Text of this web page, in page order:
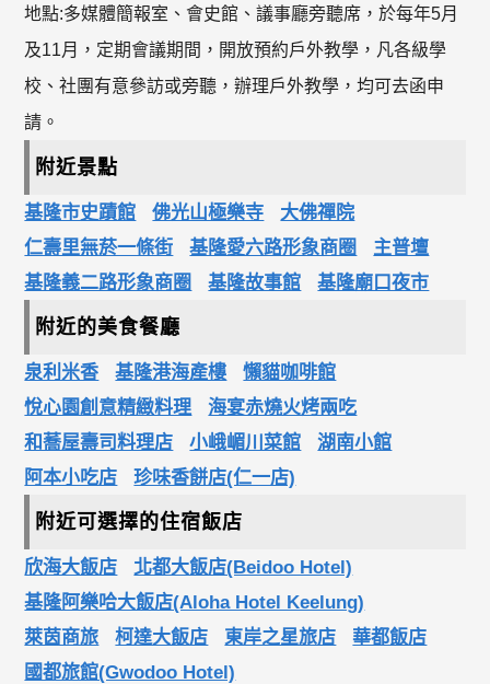
地點:多媒體簡報室、會史館、議事廳旁聽席，於每年5月
及11月，定期會議期間，開放預約戶外教學，凡各級學
校、社團有意參訪或旁聽，辦理戶外教學，均可去函申
請。
附近景點
基隆市史蹟館 佛光山極樂寺
大佛禪院
仁壽里無菸一條街
基隆愛六路形象商圈
主普壇
基隆義二路形象商圈
基隆故事館 基隆廟口夜市
附近的美食餐廳
泉利米香 基隆港海產樓
懶貓咖啡館
悅心園創意精緻料理
海宴赤燒火烤兩吃
和蕎屋壽司料理店
小峨嵋川菜館
湖南小館
阿本小吃店
珍味香餅店(仁一店)
附近可選擇的住宿飯店
欣海大飯店
北都大飯店(Beidoo Hotel)
基隆阿樂哈大飯店(Aloha Hotel Keelung)
萊茵商旅
柯達大飯店 東岸之星旅店
華都飯店
國都旅館(Gwodoo Hotel)